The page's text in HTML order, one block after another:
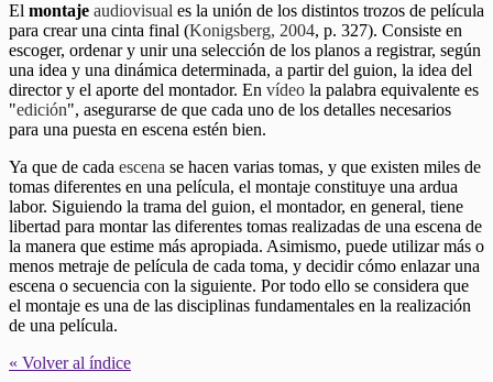
El montaje audiovisual es la unión de los distintos trozos de película
para crear una cinta final (Konigsberg, 2004, p. 327). Consiste en
escoger, ordenar y unir una selección de los planos a registrar, según
una idea y una dinámica determinada, a partir del guion, la idea del
director y el aporte del montador. En vídeo la palabra equivalente es
"edición", asegurarse de que cada uno de los detalles necesarios
para una puesta en escena estén bien.
Ya que de cada escena se hacen varias tomas, y que existen miles de
tomas diferentes en una película, el montaje constituye una ardua
labor. Siguiendo la trama del guion, el montador, en general, tiene
libertad para montar las diferentes tomas realizadas de una escena de
la manera que estime más apropiada. Asimismo, puede utilizar más o
menos metraje de película de cada toma, y decidir cómo enlazar una
escena o secuencia con la siguiente. Por todo ello se considera que
el montaje es una de las disciplinas fundamentales en la realización
de una película.
« Volver al índice